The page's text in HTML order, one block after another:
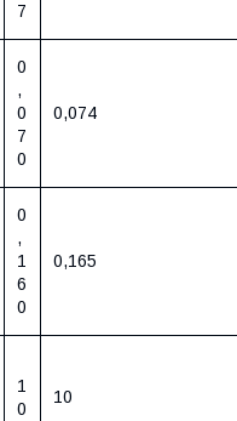
7
0
,
0
7
0
0,074
0
,
1
6
0
0,165
1
0
10